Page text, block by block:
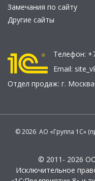
Замечания по сайту
Другие сайты
Телефон:
Email:
Отдел продаж: г. Москва
© 2026 АО «Группа 1С»
© 2011- 2026
Исключительное